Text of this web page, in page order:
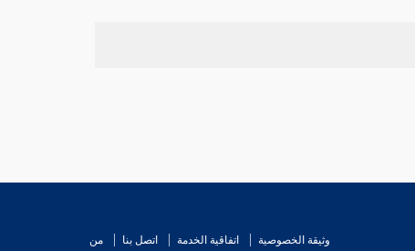
وثيقة الخصوصية اتفاقية الخدمة اتصل بنا من